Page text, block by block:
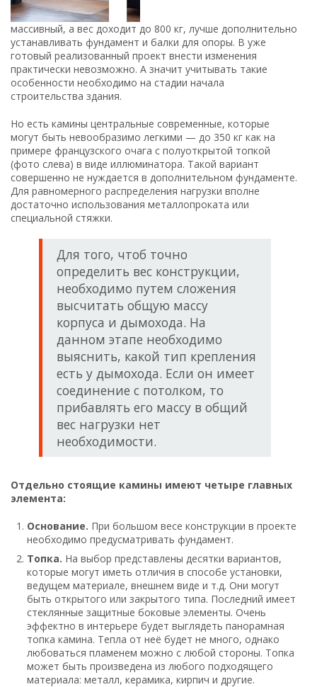
массивный, а вес доходит до 800 кг, лучше дополнительно
устанавливать фундамент и балки для опоры. В уже
готовый реализованный проект внести изменения
практически невозможно. А значит учитывать такие
особенности необходимо на стадии начала
строительства здания.
Но есть камины центральные современные, которые
могут быть невообразимо легкими — до 350 кг как на
примере французского очага с полуоткрытой топкой
(фото слева) в виде иллюминатора. Такой вариант
совершенно не нуждается в дополнительном фундаменте.
Для равномерного распределения нагрузки вполне
достаточно использования металлопроката или
специальной стяжки.
Для того, чтоб точно
определить вес конструкции,
необходимо путем сложения
высчитать общую массу
корпуса и дымохода. На
данном этапе необходимо
выяснить, какой тип крепления
есть у дымохода. Если он имеет
соединение с потолком, то
прибавлять его массу в общий
вес нагрузки нет
необходимости.
Отдельно стоящие камины имеют четыре главных
элемента:
Основание. При большом весе конструкции в проекте
необходимо предусматривать фундамент.
Топка. На выбор представлены десятки вариантов,
которые могут иметь отличия в способе установки,
ведущем материале, внешнем виде и т.д. Они могут
быть открытого или закрытого типа. Последний имеет
стеклянные защитные боковые элементы. Очень
эффектно в интерьере будет выглядеть панорамная
топка камина. Тепла от неё будет не много, однако
любоваться пламенем можно с любой стороны. Топка
может быть произведена из любого подходящего
материала: металл, керамика, кирпич и другие.